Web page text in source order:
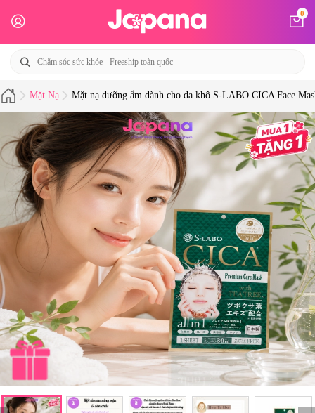
0
Mặt Nạ Mặt nạ dưỡng ẩm dành cho da khô S-LABO CICA Face